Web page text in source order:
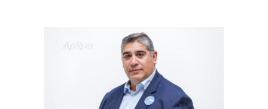
Άρθρα